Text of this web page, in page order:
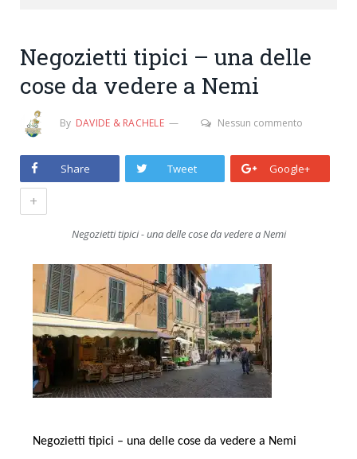
Negozietti tipici – una delle
cose da vedere a Nemi
By DAVIDE & RACHELE Nessun commento
Share Tweet Google+
+
Negozietti tipici - una delle cose da vedere a Nemi
Negozietti tipici – una delle cose da vedere a Nemi